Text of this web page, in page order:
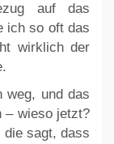
auf das
ich so oft das
wirklich der
weg, und das
– wieso jetzt?
die sagt, dass